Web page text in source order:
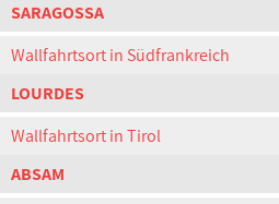
SARAGOSSA
Wallfahrtsort in Südfrankreich
LOURDES
Wallfahrtsort in Tirol
ABSAM